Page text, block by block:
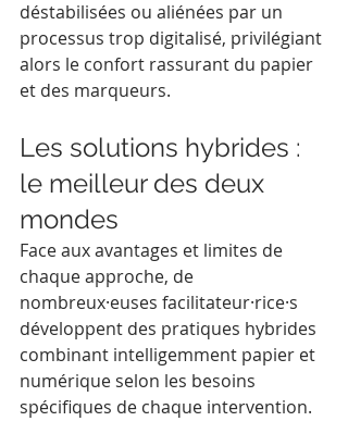
déstabilisées ou aliénées par un
processus trop digitalisé, privilégiant
alors le confort rassurant du papier
et des marqueurs.
Les solutions hybrides :
le meilleur des deux
mondes
Face aux avantages et limites de
chaque approche, de
nombreux·euses facilitateur·rice·s
développent des pratiques hybrides
combinant intelligemment papier et
numérique selon les besoins
spécifiques de chaque intervention.